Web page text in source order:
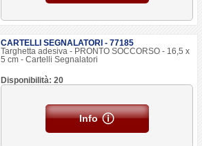
CARTELLI SEGNALATORI - 77185
Targhetta adesiva - PRONTO SOCCORSO - 16,5 x
5 cm - Cartelli Segnalatori
Disponibilità: 20
Info